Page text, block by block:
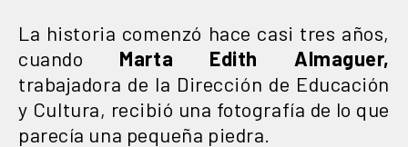
La historia comenzó hace casi tres años,
cuando Marta Edith Almaguer,
trabajadora de la Dirección de Educación
y Cultura, recibió una fotografía de lo que
parecía una pequeña piedra.